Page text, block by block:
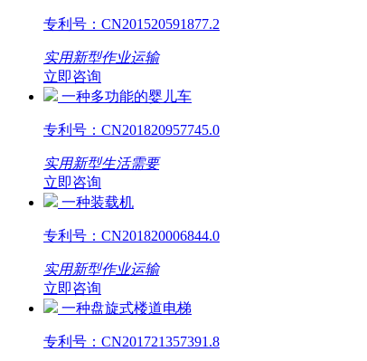
专利号： CN201520591877.2
实用新型作业运输
立即咨询
一种多功能的婴儿车
专利号： CN201820957745.0
实用新型生活需要
立即咨询
一种装载机
专利号： CN201820006844.0
实用新型作业运输
立即咨询
一种盘旋式楼道电梯
专利号： CN201721357391.8